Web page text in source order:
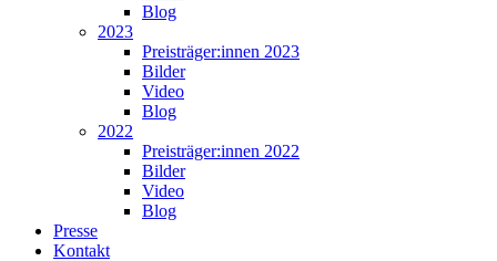
Blog
2023
Preisträger:innen 2023
Bilder
Video
Blog
2022
Preisträger:innen 2022
Bilder
Video
Blog
Presse
Kontakt